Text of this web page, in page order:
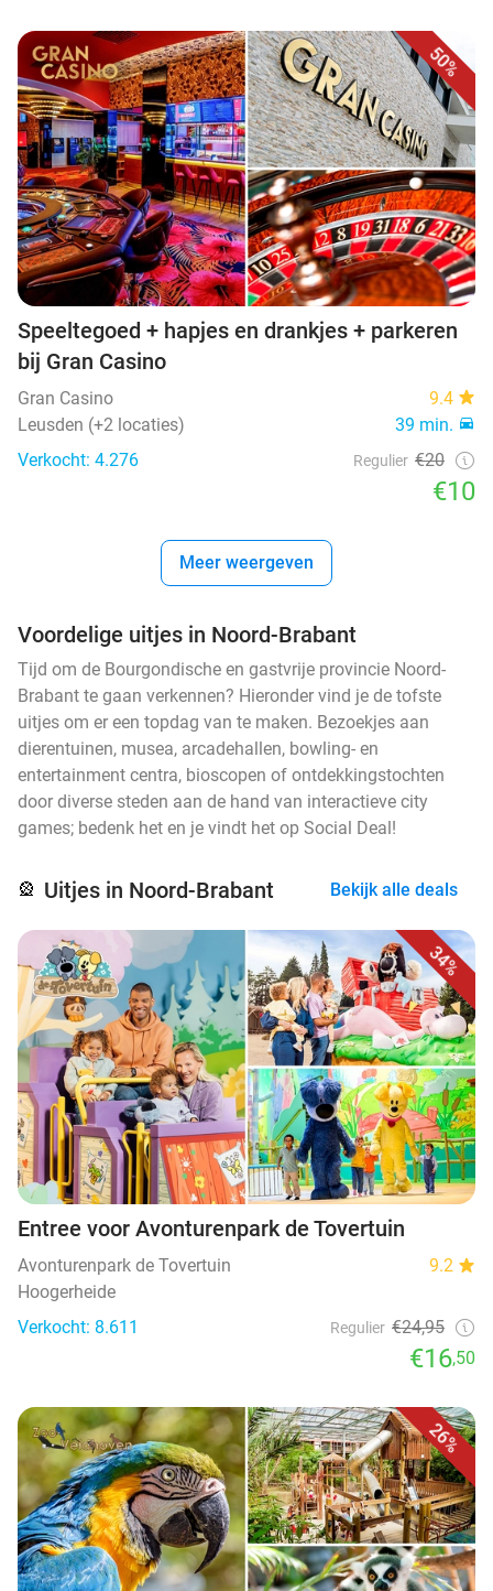
50%
Speeltegoed + hapjes en drankjes + parkeren
bij Gran Casino
Gran Casino
9.4
Leusden (+2 locaties)
39 min.
Verkocht: 4.276
Regulier €20
€10
Meer weergeven
Voordelige uitjes in Noord-Brabant
Tijd om de Bourgondische en gastvrije provincie Noord-
Brabant te gaan verkennen? Hieronder vind je de tofste
uitjes om er een topdag van te maken. Bezoekjes aan
dierentuinen, musea, arcadehallen, bowling- en
entertainment centra, bioscopen of ontdekkingstochten
door diverse steden aan de hand van interactieve city
games; bedenk het en je vindt het op Social Deal!
🎡 Uitjes in Noord-Brabant Bekijk alle deals
34%
Entree voor Avonturenpark de Tovertuin
Avonturenpark de Tovertuin
9.2
Hoogerheide
Verkocht: 8.611
Regulier €24,95
€16,50
26%